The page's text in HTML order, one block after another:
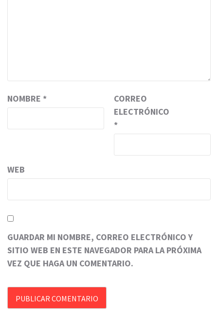
NOMBRE *
CORREO
ELECTRÓNICO
*
WEB
GUARDAR MI NOMBRE, CORREO ELECTRÓNICO Y
SITIO WEB EN ESTE NAVEGADOR PARA LA PRÓXIMA
VEZ QUE HAGA UN COMENTARIO.